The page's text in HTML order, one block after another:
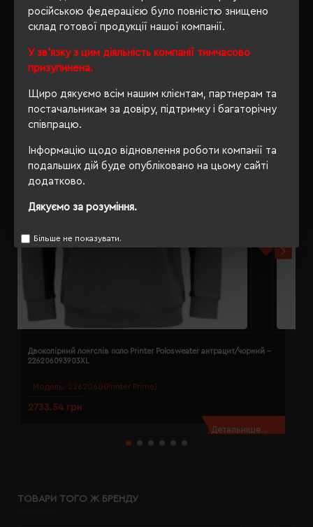
російською федерацією було повністю знищено
склад готової продукції нашої компанії.
У зв'язку з цим діяльність компанії тимчасово
призупинена.
Щиро дякуємо всім нашим клієнтам, партнерам та
постачальникам за довіру, підтримку і багаторічну
співпрацю.
Інформацію щодо відновлення роботи компанії та
подальших дій буде опубліковано на цьому сайті
додатково.
Дякуємо за розуміння.
Більше не показувати.
РЕКОМЕНДУЄМО
Модель: 2262060(Printer Prime)
Двоколірний лонгслів поло Printer Polosweater антрацит/чорний -
226206093903XL
2733.54 грн
Детальніше...
ТОВАРИ ТОГО Ж БРЕНДУ